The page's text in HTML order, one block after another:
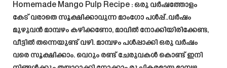
Homemade Mango Pulp Recipe : ഒരു വർഷത്തോളം
കേട് വരാതെ സൂക്ഷിക്കാവുന്ന മാംഗോ പൾപ്പ്..വർഷം
മുഴുവൻ മാമ്പഴം കഴിക്കണോ, മാവിൽ നോക്കിയിരിക്കേണ്ട,
വീട്ടിൽ തന്നെയുണ്ട് വഴി. മാമ്പഴം പൾപ്പാക്കി ഒരു വർഷം
വരെ സൂക്ഷിക്കാം. വെറും രണ്ട് ചേരുവകൾ കൊണ്ട് ഇനി